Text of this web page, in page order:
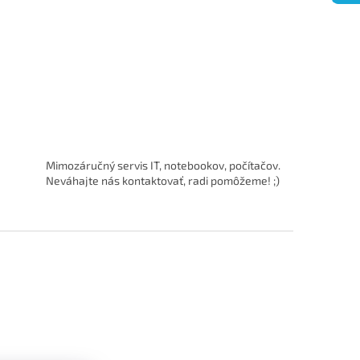
Mimozáručný servis IT, notebookov, počítačov.
Neváhajte nás kontaktovať, radi pomôžeme! ;)